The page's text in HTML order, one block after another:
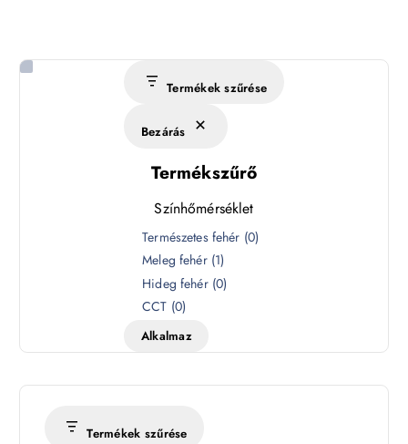
Termékek szűrése
Bezárás
Termékszűrő
Színhőmérséklet
é
s
Természetes fehér (0)
Meleg fehér (1)
Hideg fehér (0)
CCT (0)
Alkalmaz
Termékek szűrése